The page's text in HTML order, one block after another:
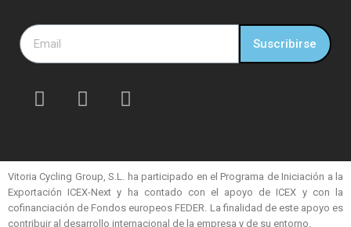
Suscribirse
Vitoria Cycling Group, S.L. ha participado en el Programa de Iniciación a la
Exportación ICEX-Next y ha contado con el apoyo de ICEX y con la
cofinanciación de Fondos europeos FEDER. La finalidad de este apoyo es
contribuir al desarrollo internacional de la empresa y de su entorno.